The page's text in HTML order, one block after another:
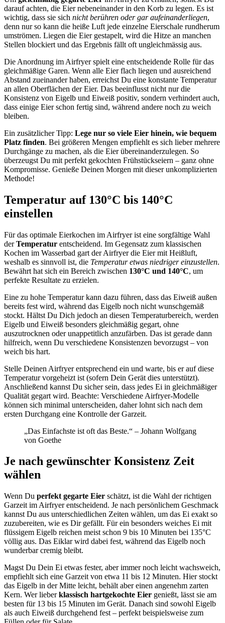
darauf achten, die Eier nebeneinander in den Korb zu legen. Es ist
wichtig, dass sie sich nicht berühren oder gar aufeinanderliegen,
denn nur so kann die heiße Luft jede einzelne Eierschale rundherum
umströmen. Liegen die Eier gestapelt, wird die Hitze an manchen
Stellen blockiert und das Ergebnis fällt oft ungleichmässig aus.
Die Anordnung im Airfryer spielt eine entscheidende Rolle für das
gleichmäßige Garen. Wenn alle Eier flach liegen und ausreichend
Abstand zueinander haben, erreichst Du eine konstante Temperatur
an allen Oberflächen der Eier. Das beeinflusst nicht nur die
Konsistenz von Eigelb und Eiweiß positiv, sondern verhindert auch,
dass einige Eier schon fertig sind, während andere noch zu weich
bleiben.
Ein zusätzlicher Tipp: Lege nur so viele Eier hinein, wie bequem
Platz finden. Bei größeren Mengen empfiehlt es sich lieber mehrere
Durchgänge zu machen, als die Eier übereinanderzulegen. So
überzeugst Du mit perfekt gekochten Frühstückseiern – ganz ohne
Kompromisse. Genieße Deinen Morgen mit dieser unkomplizierten
Methode!
Temperatur auf 130°C bis 140°C
einstellen
Für das optimale Eierkochen im Airfryer ist eine sorgfältige Wahl
derTemperatur entscheidend. Im Gegensatz zum klassischen
Kochen im Wasserbad gart der Airfryer die Eier mit Heißluft,
weshalb es sinnvoll ist, die Temperatur etwas niedriger einzustellen.
Bewährt hat sich ein Bereich zwischen 130°C und 140°C, um
perfekte Resultate zu erzielen.
Eine zu hohe Temperatur kann dazu führen, dass das Eiweiß außen
bereits fest wird, während das Eigelb noch nicht wunschgemäß
stockt. Hältst Du Dich jedoch an diesen Temperaturbereich, werden
Eigelb und Eiweiß besonders gleichmäßig gegart, ohne
auszutrocknen oder unappetitlich anzufärben. Das ist gerade dann
hilfreich, wenn Du verschiedene Konsistenzen bevorzugst – von
weich bis hart.
Stelle Deinen Airfryer entsprechend ein und warte, bis er auf diese
Temperatur vorgeheizt ist (sofern Dein Gerät dies unterstützt).
Anschließend kannst Du sicher sein, dass jedes Ei in gleichmäßiger
Qualität gegart wird. Beachte: Verschiedene Airfryer-Modelle
können sich minimal unterscheiden, daher lohnt sich nach dem
ersten Durchgang eine Kontrolle der Garzeit.
„Das Einfachste ist oft das Beste.“ – Johann Wolfgang
von Goethe
Je nach gewünschter Konsistenz Zeit
wählen
Wenn Du perfekt gegarte Eier schätzt, ist die Wahl der richtigen
Garzeit im Airfryer entscheidend. Je nach persönlichem Geschmack
kannst Du aus unterschiedlichen Zeiten wählen, um das Ei exakt so
zuzubereiten, wie es Dir gefällt. Für ein besonders weiches Ei mit
flüssigem Eigelb reichen meist schon 9 bis 10 Minuten bei 135°C
völlig aus. Das Eiklar wird dabei fest, während das Eigelb noch
wunderbar cremig bleibt.
Magst Du Dein Ei etwas fester, aber immer noch leicht wachsweich,
empfiehlt sich eine Garzeit von etwa 11 bis 12 Minuten. Hier stockt
das Eigelb in der Mitte leicht, behält aber einen angenehm zarten
Kern. Wer lieberklassisch hartgekochte Eier genießt, lässt sie am
besten für 13 bis 15 Minuten im Gerät. Danach sind sowohl Eigelb
als auch Eiweiß durchgehend fest – perfekt beispielsweise zum